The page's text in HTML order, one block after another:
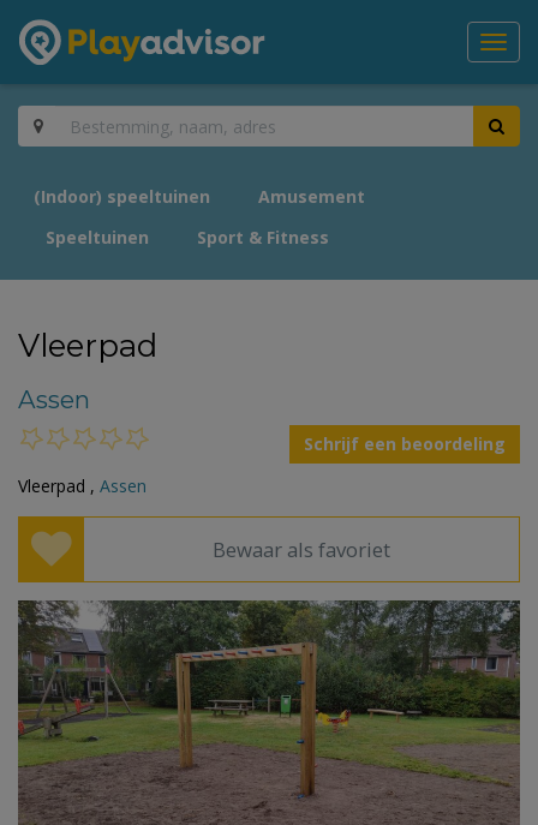
(Indoor) speeltuinen
Amusement
Speeltuinen
Sport & Fitness
Vleerpad
Assen
Schrijf een beoordeling
Vleerpad , Assen
Bewaar als favoriet